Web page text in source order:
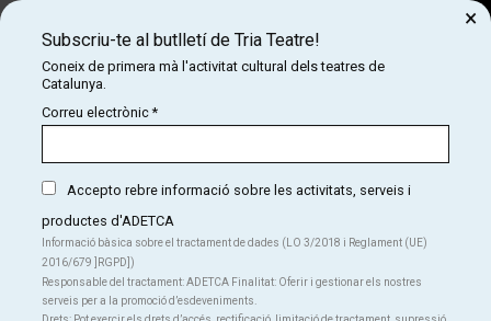
CARTELLERA
THE PARTY
Del dv. 15.09.23 al dg. 03.12.23
Teatre Poliorama
Subscriu-te al butlletí de Tria Teatre!
Coneix de primera mà l'activitat cultural dels teatres de
Catalunya.
Correu electrònic*
Accepto rebre informació sobre les activitats, serveis i
productes d'ADETCA
Informació bàsica sobre el tractament de dades (LO 3/2018 i Reglament (UE)
2016/679 ]RGPD])
Responsable del tractament: ADETCA Finalitat: Oferir i gestionar els nostres
serveis per a la promoció d’esdeveniments.
×